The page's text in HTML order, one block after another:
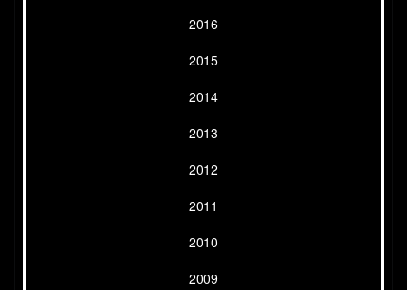
2016
2015
2014
2013
2012
2011
2010
2009